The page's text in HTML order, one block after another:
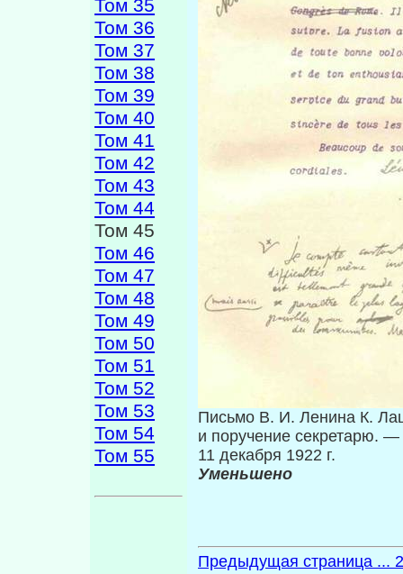
Том 35
Том 36
Том 37
Том 38
Том 39
Том 40
Том 41
Том 42
Том 43
Том 44
Том 45
Том 46
Том 47
Том 48
Том 49
Том 50
Том 51
Том 52
Том 53
Том 54
Том 55
Письмо В. И. Ленина К.
и поручение секретарю. —
11 декабря 1922 г.
Уменьшено
Предыдущая страница ... 2